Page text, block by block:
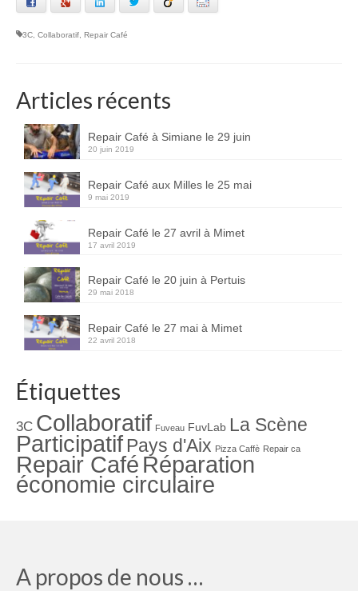
Facebook Google+ LinkedIn Twitter Viadeo
3C Collaboratif Repair Café
Articles récents
Repair Café à Simiane le 29 juin
20 juin 2019
Repair Café aux Milles le 25 mai
9 mai 2019
Repair Café le 27 avril à Mimet
17 avril 2019
Repair Café le 20 juin à Pertuis
29 mai 2018
Repair Café le 27 mai à Mimet
22 avril 2018
Étiquettes
3C Collaboratif Fuveau FuvLab La Scène
Participatif Pays d'Aix Pizza Caffè Repair ca
Repair Café Réparation
économie circulaire
A propos de nous …